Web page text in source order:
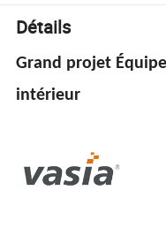
Détails
Grand projet
intérieur